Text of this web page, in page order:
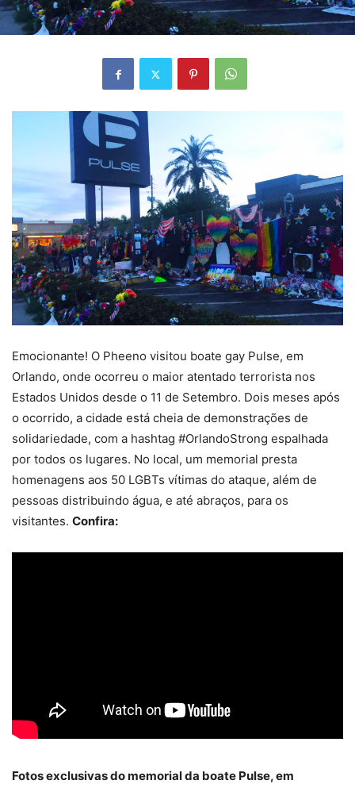
Emocionante! O Pheeno visitou boate gay Pulse, em
Orlando, onde ocorreu o maior atentado terrorista nos
Estados Unidos desde o 11 de Setembro. Dois meses após
o ocorrido, a cidade está cheia de demonstrações de
solidariedade, com a hashtag #OrlandoStrong espalhada
por todos os lugares. No local, um memorial presta
homenagens aos 50 LGBTs vítimas do ataque, além de
pessoas distribuindo água, e até abraços, para os
visitantes. Confira:
Fotos exclusivas do memorial da boate Pulse, em